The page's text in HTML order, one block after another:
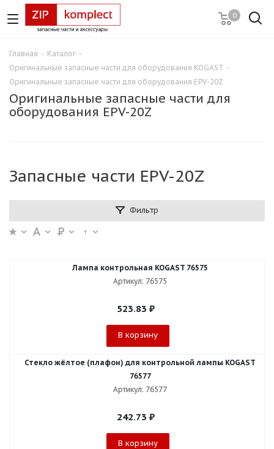
0
Главная - Каталог -
Оригинальные запасные части для оборудования KOGAST -
Оригинальные запасные части для оборудования EPV-20Z
Оригинальные запасные части для
оборудования EPV-20Z
Запасные части EPV-20Z
Фильтр
Лампа контрольная KOGAST 76575
Артикул: 76575
523.83 ₽
В корзину
Стекло жёлтое (плафон) для контрольной лампы KOGAST
76577
Артикул: 76577
242.73 ₽
В корзину